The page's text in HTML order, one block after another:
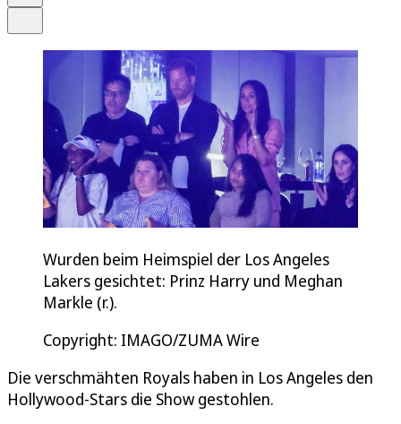
Wurden beim Heimspiel der Los Angeles
Lakers gesichtet: Prinz Harry und Meghan
Markle (r.).
Copyright: IMAGO/ZUMA Wire
Die verschmähten Royals haben in Los Angeles den
Hollywood-Stars die Show gestohlen.